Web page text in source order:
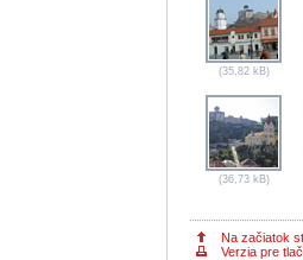
(35,82 kB)
(36,73 kB)
Na začiatok
Verzia pre tlač